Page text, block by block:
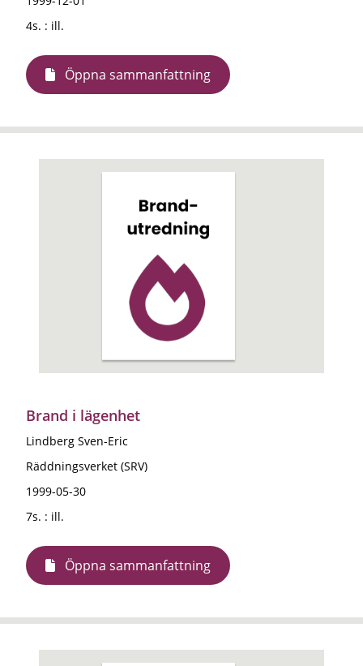
4s. : ill.
Öppna sammanfattning
Brand i lägenhet
Lindberg Sven-Eric
Räddningsverket (SRV)
1999-05-30
7s. : ill.
Öppna sammanfattning